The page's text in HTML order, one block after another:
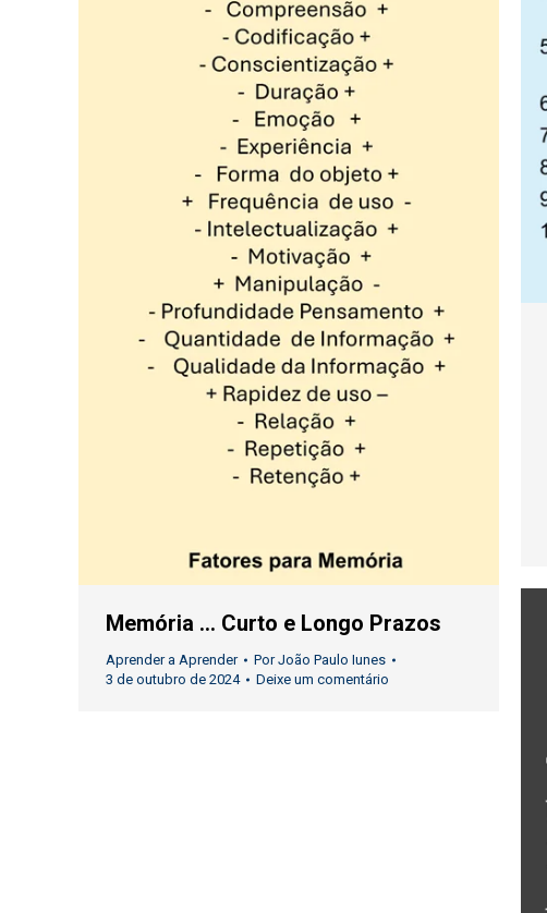
Memória … Curto e Longo Prazos
Aprender a Aprender PorJoão Paulo Iunes
3 de outubro de 2024
Deixe um comentário